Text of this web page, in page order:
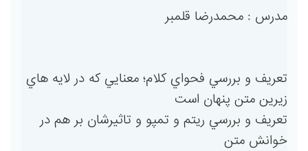
مدرس : محمدرضا قلمبر
تعريف و بررسي فحواي كلام؛ معنايي كه در لايه هاي
زيرين متن پنهان است
تعريف و بررسي ريتم و تمپو و تاثيرشان بر هم در
خوانش متن